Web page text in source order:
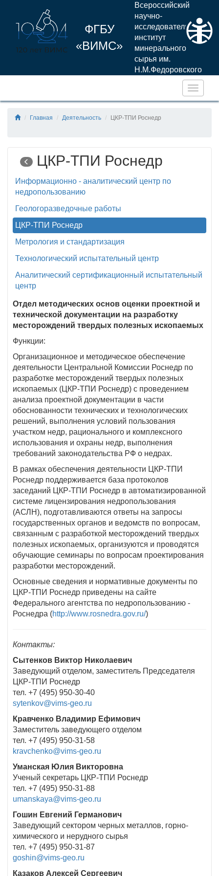
ФГБУ
«ВИМС»
Всероссийский
научно-
исследовательский
институт
минерального
сырья им.
Н.М.Федоровского
Главная Деятельность ЦКР-ТПИ Роснедр
ЦКР-ТПИ Роснедр
Информационно - аналитический центр по
недропользованию
Геологоразведочные работы
ЦКР-ТПИ Роснедр
Метрология и стандартизация
Технологический испытательный центр
Аналитический сертификационный испытательный
центр
Отдел методических основ оценки проектной и
технической документации на разработку
месторождений твердых полезных ископаемых
Функции:
Организационное и методическое обеспечение
деятельности Центральной Комиссии Роснедр по
разработке месторождений твердых полезных
ископаемых (ЦКР-ТПИ Роснедр) с проведением
анализа проектной документации в части
обоснованности технических и технологических
решений, выполнения условий пользования
участком недр, рационального и комплексного
использования и охраны недр, выполнения
требований законодательства РФ о недрах.
В рамках обеспечения деятельности ЦКР-ТПИ
Роснедр поддерживается база протоколов
заседаний ЦКР-ТПИ Роснедр в автоматизированной
системе лицензирования недропользования
(АСЛН), подготавливаются ответы на запросы
государственных органов и ведомств по вопросам,
связанным с разработкой месторождений твердых
полезных ископаемых, организуются и проводятся
обучающие семинары по вопросам проектирования
разработки месторождений.
Основные сведения и нормативные документы по
ЦКР-ТПИ Роснедр приведены на сайте
Федерального агентства по недропользованию -
Роснедра (http://www.rosnedra.gov.ru/)
Контакты:
Сытенков Виктор Николаевич
Заведующий отделом, заместитель Председателя
ЦКР-ТПИ Роснедр
тел. +7 (495) 950-30-40
sytenkov@vims-geo.ru
Кравченко Владимир Ефимович
Заместитель заведующего отделом
тел. +7 (495) 950-31-58
kravchenko@vims-geo.ru
Уманская Юлия Викторовна
Ученый секретарь ЦКР-ТПИ Роснедр
тел. +7 (495) 950-31-88
umanskaya@vims-geo.ru
Гошин Евгений Германович
Заведующий сектором черных металлов, горно-
химического и нерудного сырья
тел. +7 (495) 950-31-87
goshin@vims-geo.ru
Казаков Алексей Сергеевич